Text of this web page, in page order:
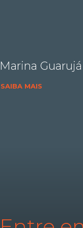
Marina Guarujá
SAIBA MAIS